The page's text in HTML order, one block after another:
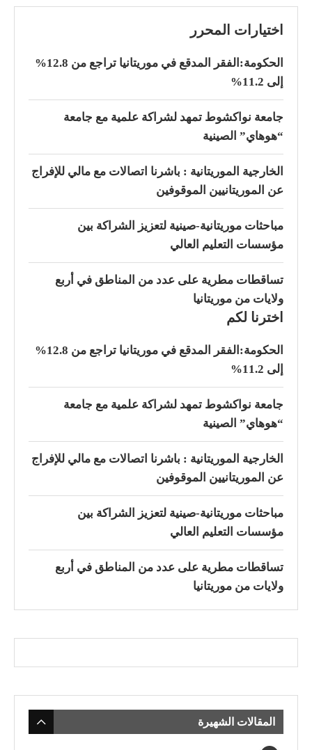
اختيارات المحرر
الحكومة:الفقر المدقع في موريتانيا تراجع من 12.8%
إلى 11.2%
جامعة نواكشوط تمهد لشراكة علمية مع جامعة
“هوهاي” الصينية
الخارجية الموريتانية : باشرنا اتصالات مع مالي للإفراج
عن الموريتانيين الموقوفين
مباحثات موريتانية-صينية لتعزيز الشراكة بين
مؤسسات التعليم العالي
تساقطات مطرية على عدد من المناطق في أربع
ولايات من موريتانيا
اخترنا لكم
الحكومة:الفقر المدقع في موريتانيا تراجع من 12.8%
إلى 11.2%
جامعة نواكشوط تمهد لشراكة علمية مع جامعة
“هوهاي” الصينية
الخارجية الموريتانية : باشرنا اتصالات مع مالي للإفراج
عن الموريتانيين الموقوفين
مباحثات موريتانية-صينية لتعزيز الشراكة بين
مؤسسات التعليم العالي
تساقطات مطرية على عدد من المناطق في أربع
ولايات من موريتانيا
المقالات الشهيرة